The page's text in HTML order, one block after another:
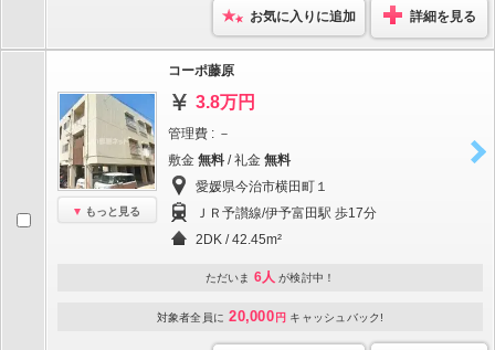
お気に入りに追加 詳細を見る
もっと見る
コーポ藤原
3.8万円
管理費 : －
敷金 無料 / 礼金 無料
愛媛県今治市横田町１
ＪＲ予讃線/伊予富田駅 歩17分
2DK / 42.45m²
ただいま 6人 が検討中！
対象者全員に 20,000 円 キャッシュバック!